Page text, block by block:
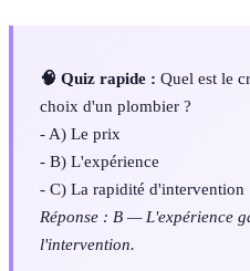
🧠 Quiz rapide : Quel est le
choix d'un plombier ?
- A) Le prix
- B) L'expérience
- C) La rapidité d'intervention
Réponse : B — L'expérience
l'intervention.